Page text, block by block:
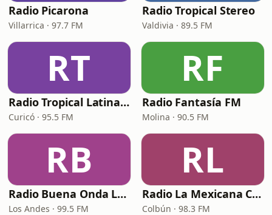
Radio Picarona
Villarrica · 97.7 FM
Radio Tropical Stereo
Valdivia · 89.5 FM
RT
Radio Tropical Latina (RTL)
Curicó · 95.5 FM
RF
Radio Fantasía FM
Molina · 90.5 FM
RB
Radio Buena Onda Los Andes
Los Andes · 99.5 FM
RL
Radio La Mexicana Colbún
Colbún · 98.3 FM